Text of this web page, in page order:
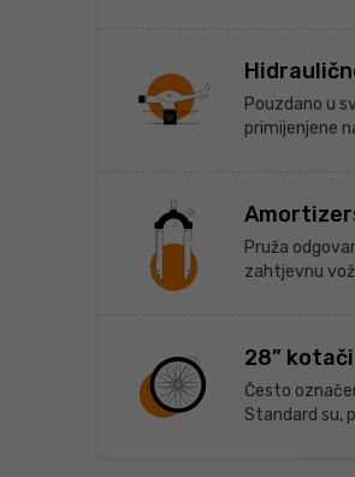
Pouzdano u
primijenjene
Pruža
zahtjevnu
28” kotači
Često
Standard su,